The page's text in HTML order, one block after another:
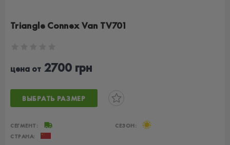
Triangle Connex Van TV701
цена от 2700 грн
ВЫБРАТЬ РАЗМЕР
СЕГМЕНТ:
СЕЗОН:
СТРАНА: